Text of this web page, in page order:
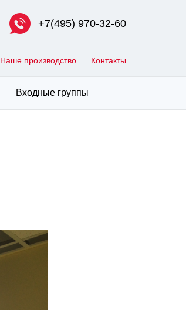
+7(495) 970-32-60
Наше производство Контакты
Входные группы